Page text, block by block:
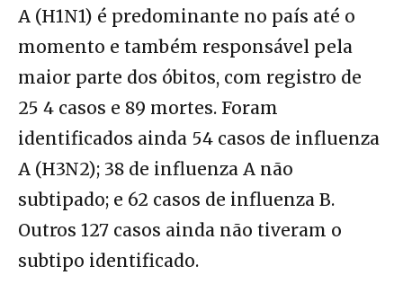
A (H1N1) é predominante no país até o
momento e também responsável pela
maior parte dos óbitos, com registro de
25 4 casos e 89 mortes. Foram
identificados ainda 54 casos de influenza
A (H3N2); 38 de influenza A não
subtipado; e 62 casos de influenza B.
Outros 127 casos ainda não tiveram o
subtipo identificado.